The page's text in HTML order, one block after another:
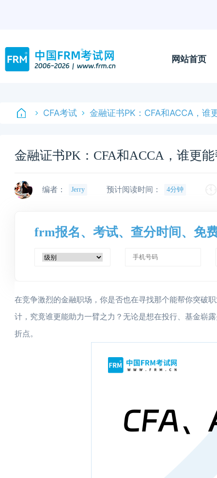
网站首页
CFA考试 金融证书PK：CFA和ACCA，谁
金融证书PK：CFA和ACCA，谁更
编者： Jerry 预计阅读时间： 4分钟
frm报名、考试、查分时间、免
在竞争激烈的金融职场，你是否也在寻找那个能帮你突破
计，究竟谁更能助力一臂之力？无论是想在投行、基金崭
折点。